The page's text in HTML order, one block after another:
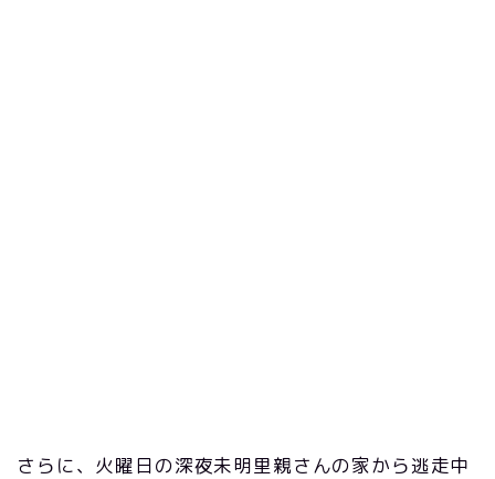
さらに、火曜日の深夜未明里親さんの家から逃走中